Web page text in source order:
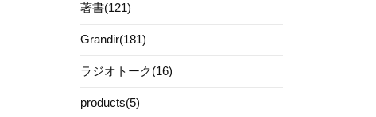
著書(121)
Grandir(181)
ラジオトーク(16)
products(5)